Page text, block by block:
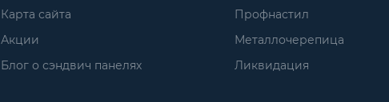
Карта сайта
Акции
Блог о сэндвич панелях
Профнастил
Металлочерепица
Ликвидация